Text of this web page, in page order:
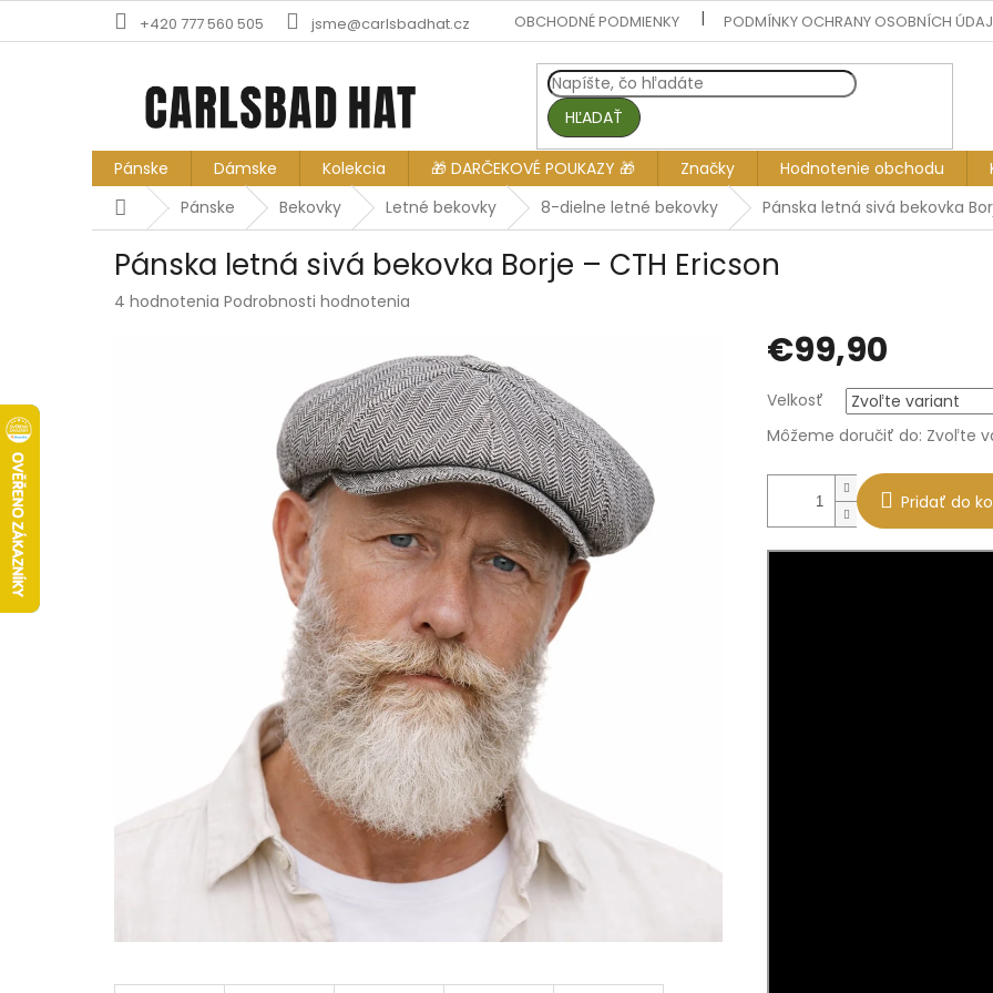
+420 777 560 505 jsme@carlsbadhat.cz OBCHODNÉ PODMIENKY PODMÍNKY OCHRANY OSOBNÍCH
HĽADAŤ
Pánske Dámske Kolekcia 🎁 DARČEKOVÉ POUKAZY 🎁 Značky Hodnotenie obchodu
DomovPánske Bekovky Letné bekovky 8-dielne letné bekovky Pánska letná sivá bekovka
Pánska letná sivá bekovka Borje – CTH Ericson
Priemerné
4 hodnotenia Podrobnosti hodnotenia
€99,90
Jednotková
cena:
Velkosť
Môžeme doručiť do: Zvoľte
Pridať do